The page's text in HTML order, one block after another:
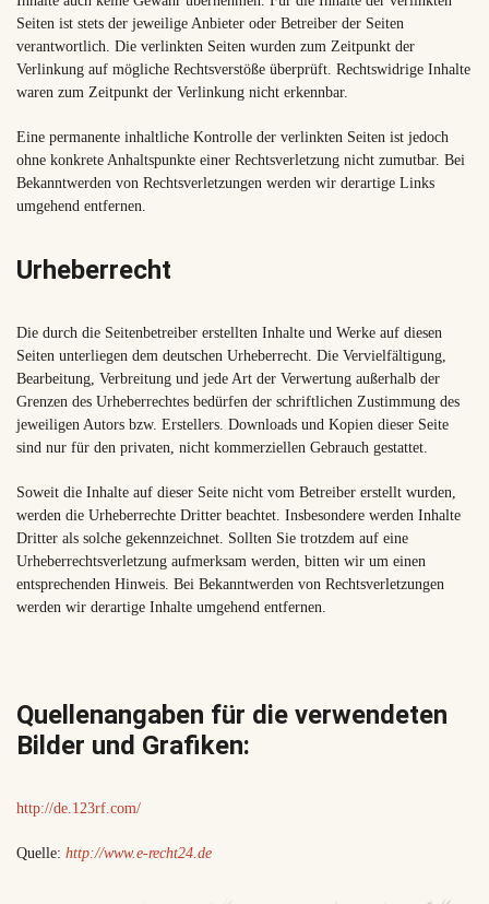
Seiten ist stets der jeweilige Anbieter oder Betreiber der Seiten
verantwortlich. Die verlinkten Seiten wurden zum Zeitpunkt der
Verlinkung auf mögliche Rechtsverstöße überprüft. Rechtswidrige Inhalte
waren zum Zeitpunkt der Verlinkung nicht erkennbar.
Eine permanente inhaltliche Kontrolle der verlinkten Seiten ist jedoch
ohne konkrete Anhaltspunkte einer Rechtsverletzung nicht zumutbar. Bei
Bekanntwerden von Rechtsverletzungen werden wir derartige Links
umgehend entfernen.
Urheberrecht
Die durch die Seitenbetreiber erstellten Inhalte und Werke auf diesen
Seiten unterliegen dem deutschen Urheberrecht. Die Vervielfältigung,
Bearbeitung, Verbreitung und jede Art der Verwertung außerhalb der
Grenzen des Urheberrechtes bedürfen der schriftlichen Zustimmung des
jeweiligen Autors bzw. Erstellers. Downloads und Kopien dieser Seite
sind nur für den privaten, nicht kommerziellen Gebrauch gestattet.
Soweit die Inhalte auf dieser Seite nicht vom Betreiber erstellt wurden,
werden die Urheberrechte Dritter beachtet. Insbesondere werden Inhalte
Dritter als solche gekennzeichnet. Sollten Sie trotzdem auf eine
Urheberrechtsverletzung aufmerksam werden, bitten wir um einen
entsprechenden Hinweis. Bei Bekanntwerden von Rechtsverletzungen
werden wir derartige Inhalte umgehend entfernen.
Quellenangaben für die verwendeten
Bilder und Grafiken:
http://de.123rf.com/
Quelle: http://www.e-recht24.de